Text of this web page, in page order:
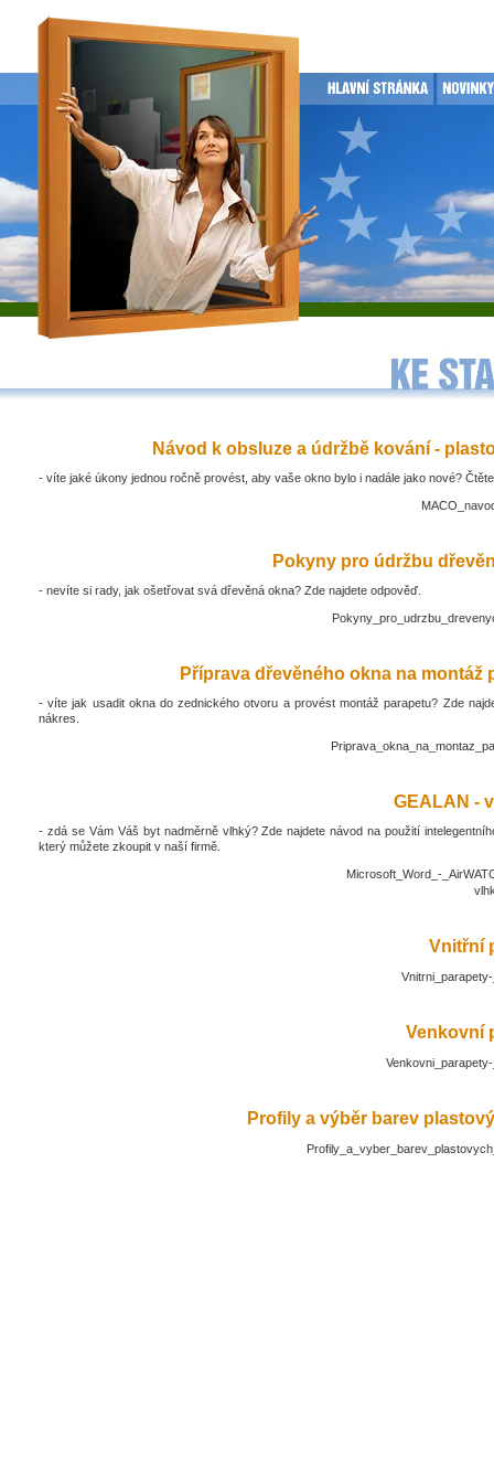
Návod k obsluze a údržbě kování -
- víte jaké úkony jednou ročně provést, aby vaše okno bylo i nadále jako nové?
Pokyny pro údržbu
- nevíte si rady, jak ošetřovat svá dřevěná okna? Zde najdete odpověď.
Příprava dřevěného okna na montáž
- víte jak usadit okna do zednického otvoru a provést montáž parapetu? Zde
nákres.
GEALAN -
- zdá se Vám Váš byt nadměrně vlhký? Zde najdete návod na použití
který můžete zkoupit v naší firmě.
Microsoft_Word_-
Vnitřní
Venkovní
Profily a výběr barev